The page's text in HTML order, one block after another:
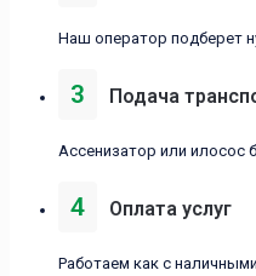
Наш оператор подберет
3 Подача
Ассенизатор или илосос
4 Оплата услуг
Работаем как с